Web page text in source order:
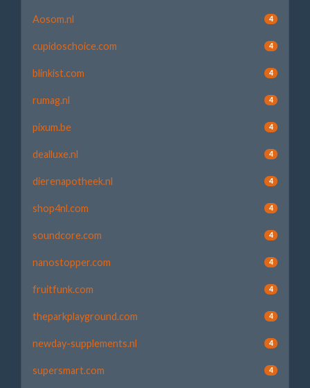
Aosom.nl 4
cupidoschoice.com 4
blinkist.com 4
rumag.nl 4
pixum.be 4
dealluxe.nl 4
dierenapotheek.nl 4
shop4nl.com 4
soundcore.com 4
nanostopper.com 4
fruitfunk.com 4
theparkplayground.com 4
newday-supplements.nl 4
supersmart.com 4